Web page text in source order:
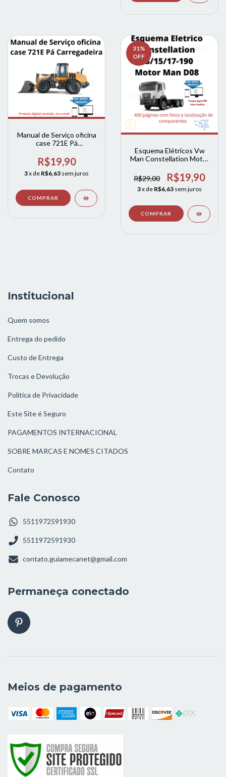
Manual de Serviço oficina
case 721E Pá
R$19,90
3x de R$6,63 sem juros
31%
OFF
Esquema Elétricos Vw
Man Constellation Motor
R$29,00
R$19,90
3x de R$6,63 sem juros
Institucional
Quem somos
Entrega do pedido
Custo de Entrega
Trocas e Devolução
Política de Privacidade
Este Site é Seguro
PAGAMENTOS INTERNACIONAL
SOBRE MARCAS E NOMES CITADOS
Contato
Fale Conosco
5511972591930
5511972591930
contato.guiamecanet@gmail.com
Permaneça conectado
Meios de pagamento